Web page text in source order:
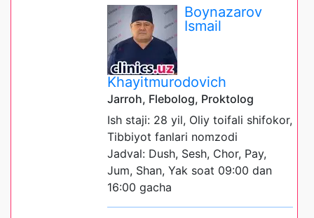
Boynazarov
Ismail
Khayitmurodovich
Jarroh, Flebolog, Proktolog
Ish staji: 28 yil, Oliy toifali shifokor,
Tibbiyot fanlari nomzodi
Jadval: Dush, Sesh, Chor, Pay,
Jum, Shan, Yak soat 09:00 dan
16:00 gacha